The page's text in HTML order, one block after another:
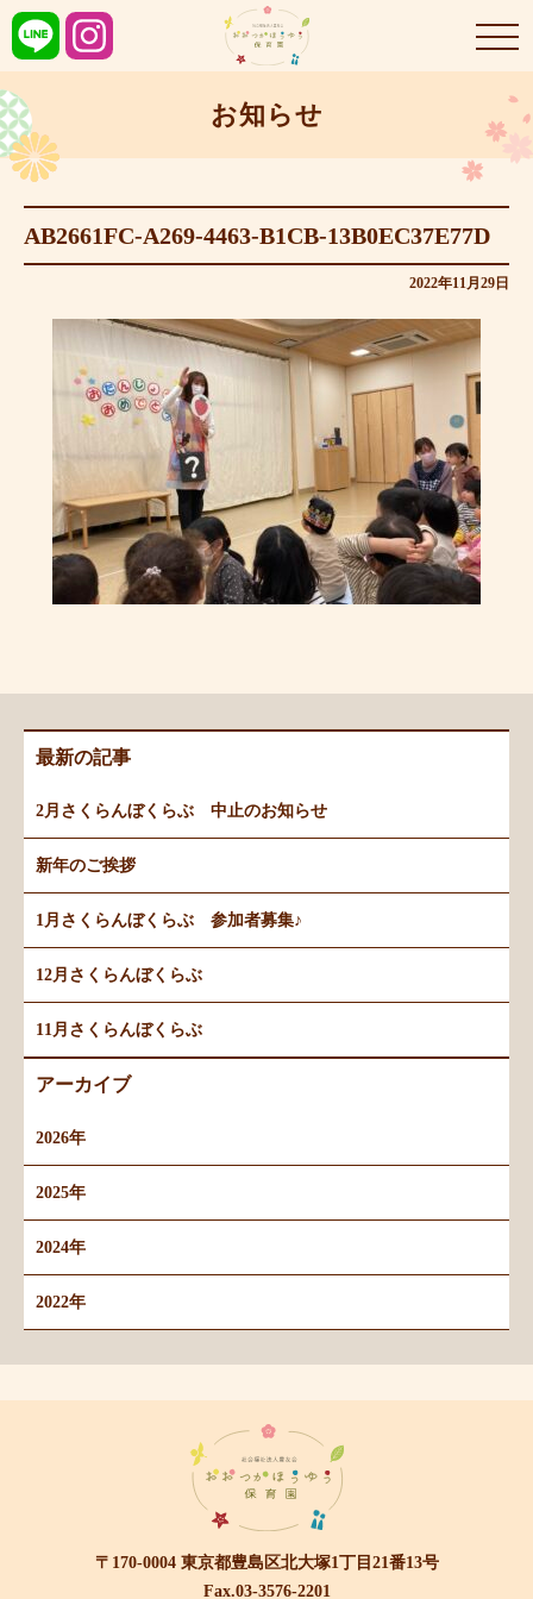
お知らせ
AB2661FC-A269-4463-B1CB-13B0EC37E77D
2022年11月29日
最新の記事
2月さくらんぼくらぶ 中止のお知らせ
新年のご挨拶
1月さくらんぼくらぶ 参加者募集♪
12月さくらんぼくらぶ
11月さくらんぼくらぶ
アーカイブ
2026年
2025年
2024年
2022年
〒170-0004 東京都豊島区北大塚1丁目21番13号
Fax.03-3576-2201